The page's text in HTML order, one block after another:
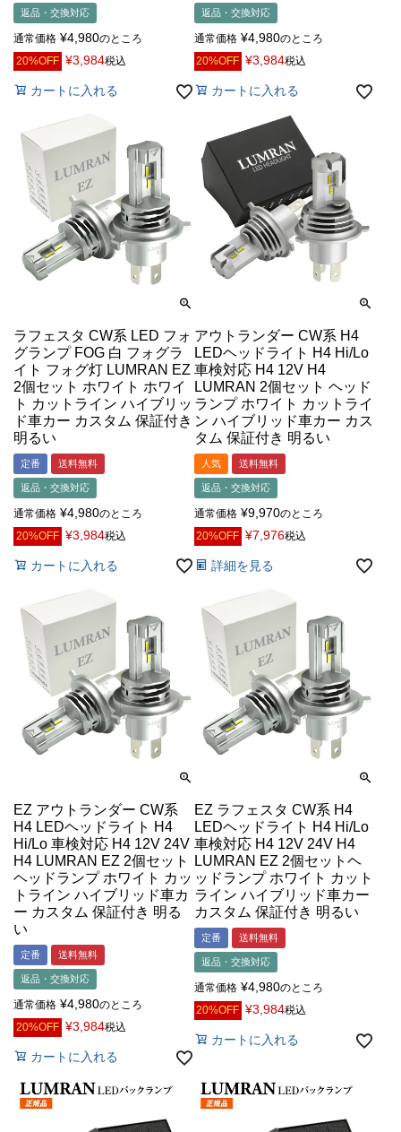
返品・交換対応
通常価格 ¥4,980のところ
20%OFF ¥3,984税込
カートに入れる
返品・交換対応
通常価格 ¥4,980のところ
20%OFF ¥3,984税込
カートに入れる
ラフェスタ CW系 LED フォ
グランプ FOG 白 フォグラ
イト フォグ灯 LUMRAN EZ
2個セット ホワイト ホワイ
ト カットライン ハイブリッ
ド車カー カスタム 保証付き
明るい
定番 送料無料
返品・交換対応
通常価格 ¥4,980のところ
20%OFF ¥3,984税込
カートに入れる
アウトランダー CW系 H4
LEDヘッドライト H4 Hi/Lo
車検対応 H4 12V H4
LUMRAN 2個セット ヘッド
ランプ ホワイト カットライ
ン ハイブリッド車カー カス
タム 保証付き 明るい
人気 送料無料
返品・交換対応
通常価格 ¥9,970のところ
20%OFF ¥7,976税込
詳細を見る
EZ アウトランダー CW系
H4 LEDヘッドライト H4
Hi/Lo 車検対応 H4 12V 24V
H4 LUMRAN EZ 2個セット
ヘッドランプ ホワイト カッ
トライン ハイブリッド車カ
ー カスタム 保証付き 明る
い
定番 送料無料
返品・交換対応
通常価格 ¥4,980のところ
20%OFF ¥3,984税込
カートに入れる
EZ ラフェスタ CW系 H4
LEDヘッドライト H4 Hi/Lo
車検対応 H4 12V 24V H4
LUMRAN EZ 2個セットヘ
ッドランプ ホワイト カット
ライン ハイブリッド車カー
カスタム 保証付き 明るい
定番 送料無料
返品・交換対応
通常価格 ¥4,980のところ
20%OFF ¥3,984税込
カートに入れる